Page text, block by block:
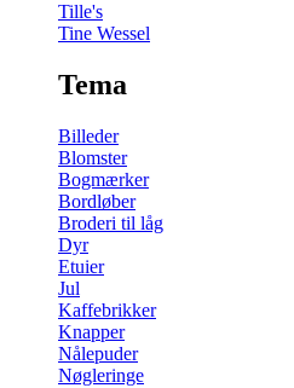
Tille's
Tine Wessel
Tema
Billeder
Blomster
Bogmærker
Bordløber
Broderi til låg
Dyr
Etuier
Jul
Kaffebrikker
Knapper
Nålepuder
Nøgleringe